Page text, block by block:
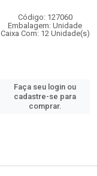
Código: 127060
Embalagem: Unidade
Caixa Com: 12 Unidade(s)
Faça seu login ou
cadastre-se para
comprar.